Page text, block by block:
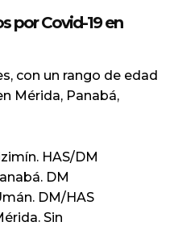
por Covid-19 en
con un rango de edad
Mérida, Panabá,
HAS/DM
DM
DM/HAS
Sin